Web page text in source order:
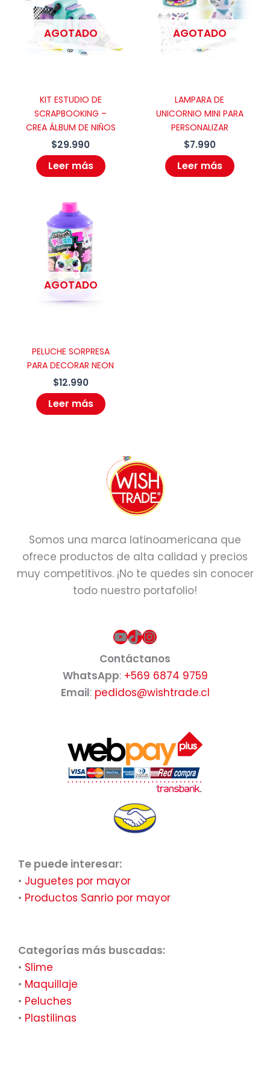
Guarda mi nombre, correo electrónico
AGOTADO
KIT ESTUDIO DE
SCRAPBOOKING –
CREA ÁLBUM DE NIÑOS
$29.990
Leer más
AGOTADO
LAMPARA DE
UNICORNIO MINI PARA
PERSONALIZAR
$7.990
Leer más
AGOTADO
PELUCHE SORPRESA
PARA DECORAR NEON
$12.990
Leer más
Somos una marca latinoamericana que
ofrece productos de alta calidad y precios
muy competitivos. ¡No te quedes sin conocer
todo nuestro portafolio!
YouTube
TikTok
Instagram
Contáctanos
WhatsApp: +569 6874 9759
Email: pedidos@wishtrade.cl
Te puede interesar:
• Juguetes por mayor
• Productos Sanrio por mayor
Categorías más buscadas:
• Slime
• Maquillaje
• Peluches
• Plastilinas